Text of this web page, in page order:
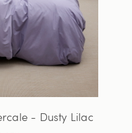
- Dusty Lilac